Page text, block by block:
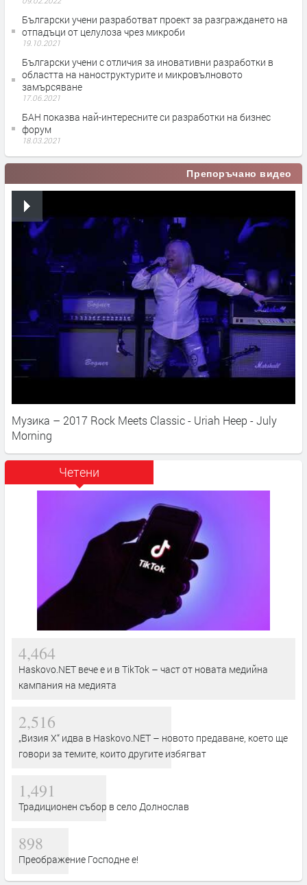
Български учени разработват проект за разграждането на
отпадъци от целулоза чрез микроби
19.10.2021
Български учени с отличия за иновативни разработки в
областта на наноструктурите и микровълновото
замърсяване
17.06.2021
БАН показва най-интересните си разработки на бизнес
форум
18.03.2021
Препоръчано видео
Музика – 2017 Rock Meets Classic - Uriah Heep - July
Morning
Четени
4,464
Haskovo.NET вече е и в TikTok – част от новата медийна
кампания на медията
2,516
„Визия Х“ идва в Haskovo.NET – новото предаване, което ще
говори за темите, които другите избягват
1,491
Традиционен събор в село Долнослав
898
Преображение Господне е!